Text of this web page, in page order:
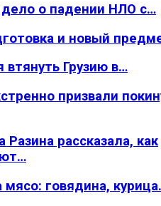
дело о падении НЛО с…
и новый
Грузию в…
призвали
рассказала, как
говядина,